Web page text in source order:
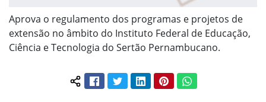
Aprova o regulamento dos programas e projetos de
extensão no âmbito do Instituto Federal de Educação,
Ciência e Tecnologia do Sertão Pernambucano.
Compartilhar conteúdo:
FacebookTwitterLinkedInPinterestWhatsApp